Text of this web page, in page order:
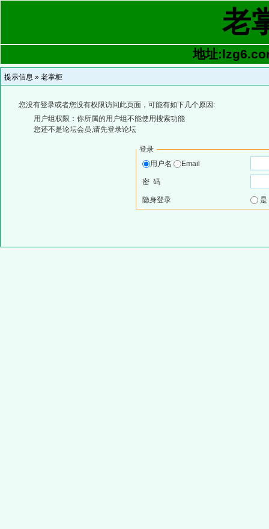
老
地址
提示信息 » 老掌柜
您没有登录或者您没有权限访问此页面，可能有如下几个原因:
用户组权限：你所属的用户组不能使用搜索功能
您还不是论坛会员,请先登录论坛
登录
用户名
Email
密 码
隐身登录